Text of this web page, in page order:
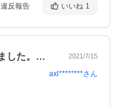
違反報告 いいね 1
父の日のプレゼントに購入しました。何年… 2021/7/15
axl********さん